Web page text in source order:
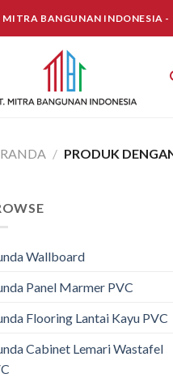
MITRA BANGUNAN INDONESIA
/ PRODUK
Wallboard
Panel Marmer PVC
Flooring Lantai Kayu PVC
Cabinet Lemari Wastafel